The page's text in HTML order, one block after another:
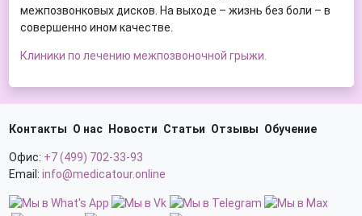
межпозвонковых дисков. На выходе – жизнь без боли – в
совершенно ином качестве.
Клиники по лечению межпозвоночной грыжи.
Офис: +7 (499) 702-33-93
Email: info@medicatour.online
Контакты О нас Новости Статьи Отзывы Обучение